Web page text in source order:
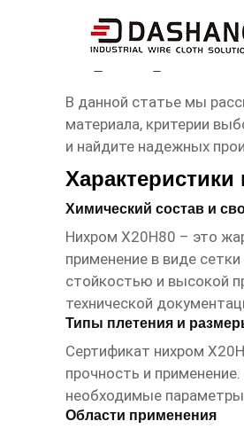
В данной статье мы
материала, критерии
и найдите надежных
Химический состав и
Нихром Х20Н80 – это
применение в виде
стойкостью и высокой
технической
Типы плетения и
Сертификат нихром
прочность и
необходимые
Области применения